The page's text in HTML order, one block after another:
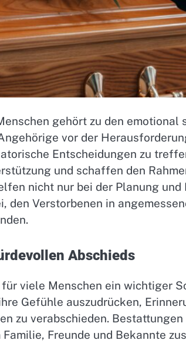
gehört zu den
vor der
Entscheidungen zu
und schaffen den
nicht nur bei der Planung
den Verstorbenen in
Abschieds
viele Menschen ein wichtiger
Gefühle auszudrücken,
zu verabschieden.
Freunde und Bekannte